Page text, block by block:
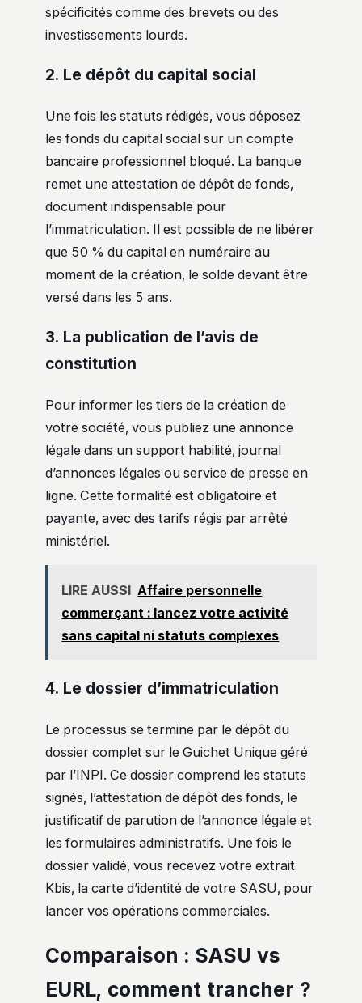
spécificités comme des brevets ou des
investissements lourds.
2. Le dépôt du capital social
Une fois les statuts rédigés, vous déposez
les fonds du capital social sur un compte
bancaire professionnel bloqué. La banque
remet une attestation de dépôt de fonds,
document indispensable pour
l’immatriculation. Il est possible de ne libérer
que 50 % du capital en numéraire au
moment de la création, le solde devant être
versé dans les 5 ans.
3. La publication de l’avis de
constitution
Pour informer les tiers de la création de
votre société, vous publiez une annonce
légale dans un support habilité, journal
d’annonces légales ou service de presse en
ligne. Cette formalité est obligatoire et
payante, avec des tarifs régis par arrêté
ministériel.
LIRE AUSSI Affaire personnelle
commerçant : lancez votre activité
sans capital ni statuts complexes
4. Le dossier d’immatriculation
Le processus se termine par le dépôt du
dossier complet sur le Guichet Unique géré
par l’INPI. Ce dossier comprend les statuts
signés, l’attestation de dépôt des fonds, le
justificatif de parution de l’annonce légale et
les formulaires administratifs. Une fois le
dossier validé, vous recevez votre extrait
Kbis, la carte d’identité de votre SASU, pour
lancer vos opérations commerciales.
Comparaison : SASU vs
EURL, comment trancher ?